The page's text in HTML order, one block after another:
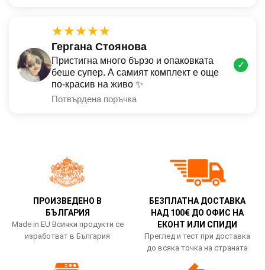
★★★★★
Гергана Стоянова
Пристигна много бързо и опаковката
беше супер. А самият комплект е още
по-красив на живо ✨
Потвърдена поръчка
✓
ПРОИЗВЕДЕНО В
БЪЛГАРИЯ
Made in EU Всички продукти се
изработват в България
БЕЗПЛАТНА ДОСТАВКА
НАД 100€ ДО ОФИС НА
ЕКОНТ ИЛИ СПИДИ
Преглед и тест при доставка
до всяка точка на страната